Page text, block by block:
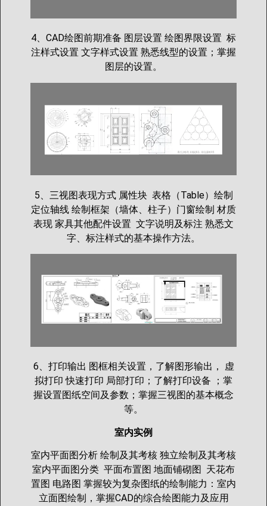
4、CAD绘图前期准备 图层设置 绘图界限设置 标
注样式设置 文字样式设置 熟悉线型的设置；掌握
图层的设置。
5、三视图表现方式 属性块 表格（Table）绘制
定位轴线 绘制框架（墙体、柱子）门窗绘制 材质
表现 家具其他配件设置 文字说明及标注 熟悉文
字、标注样式的基本操作方法。
6、打印输出 图框相关设置，了解图形输出， 虚
拟打印 快速打印 局部打印；了解打印设备 ；掌
握设置图纸空间及参数；掌握三视图的基本概念
等。
室内实例
室内平面图分析 绘制及其考核 独立绘制及其考核
室内平面图分类 平面布置图 地面铺砌图 天花布
置图 电路图 掌握较为复杂图纸的绘制能力：室内
立面图绘制，掌握CAD的综合绘图能力及应用